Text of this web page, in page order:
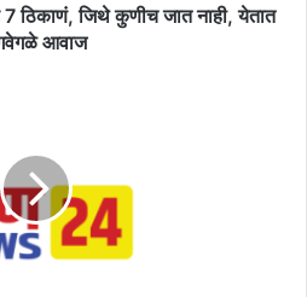
ठिकाणं, जिथे कुणीच जात नाही, येतात
आवाज